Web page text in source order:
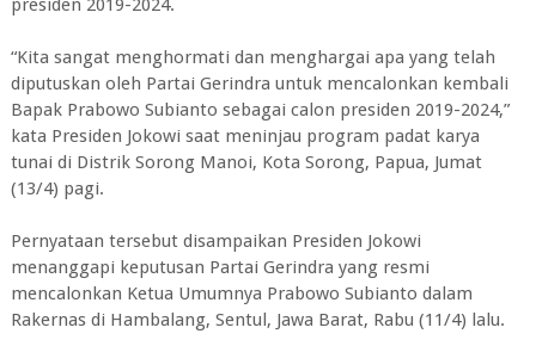
presiden 2019-2024.
“Kita sangat menghormati dan menghargai apa yang telah
diputuskan oleh Partai Gerindra untuk mencalonkan kembali
Bapak Prabowo Subianto sebagai calon presiden 2019-2024,”
kata Presiden Jokowi saat meninjau program padat karya
tunai di Distrik Sorong Manoi, Kota Sorong, Papua, Jumat
(13/4) pagi.
Pernyataan tersebut disampaikan Presiden Jokowi
menanggapi keputusan Partai Gerindra yang resmi
mencalonkan Ketua Umumnya Prabowo Subianto dalam
Rakernas di Hambalang, Sentul, Jawa Barat, Rabu (11/4) lalu.